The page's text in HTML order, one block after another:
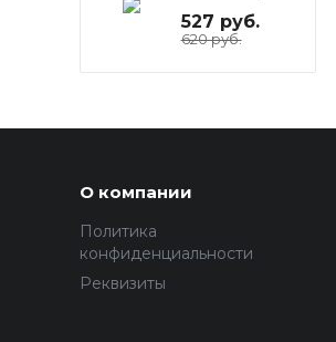
527 руб.
620 руб.
О компании
Политика
конфиденциальности
Реквизиты